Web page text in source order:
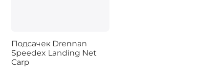
Подсачек Drennan
Speedex Landing Net
Carp